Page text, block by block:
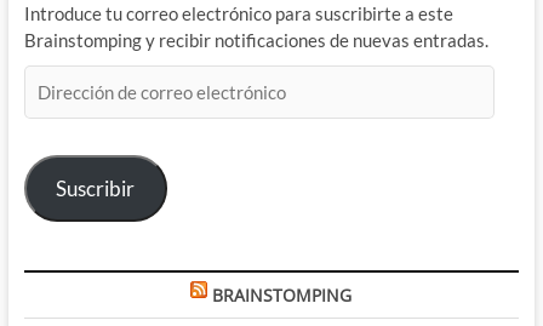
Introduce tu correo electrónico para suscribirte a este
Brainstomping y recibir notificaciones de nuevas entradas.
de
electrónico
Suscribir
BRAINSTOMPING